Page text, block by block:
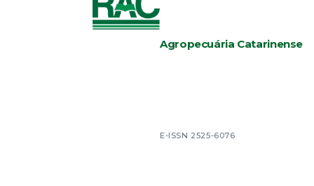
Agropecuária Catarinense
E-ISSN 2525-6076